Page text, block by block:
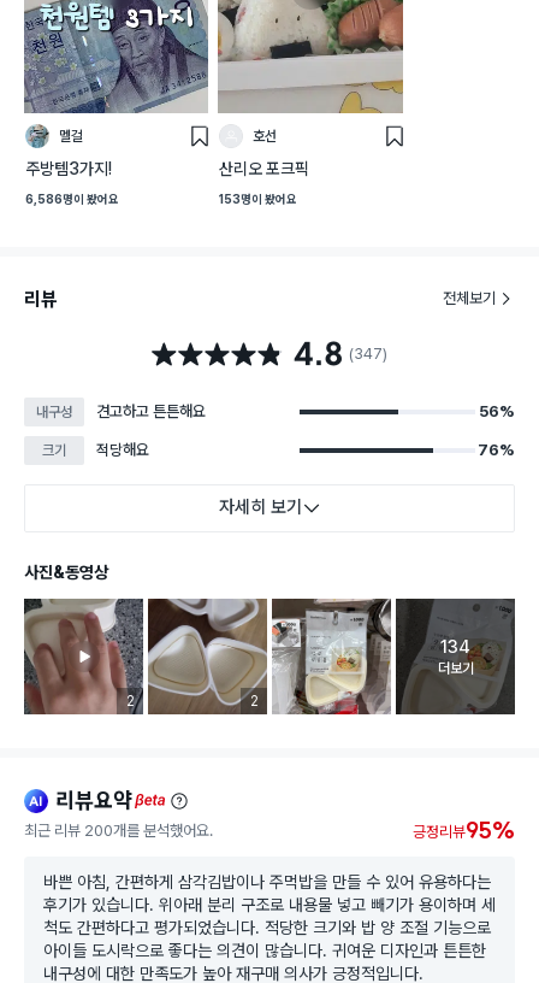
멜걸
스
주방템3가지!
6,586명이 봤어요
호선
스
산리오 포크픽
153명이 봤어요
리뷰 전체보기
별점 4.8점 4.8 (347)
내구성 견고하고 튼튼해요 56%
크기 적당해요 76%
자세히 보기
사진&동영상
리뷰 이미지 등록 개수
2 리뷰 이미지 등록 개수
2
고객 리뷰
134
더보기
ai 리뷰요약beta
최근 리뷰 200개를 분석했어요. 긍정리뷰95%
바쁜 아침, 간편하게 삼각김밥이나 주먹밥을 만들 수 있어 유용하다는
후기가 있습니다. 위아래 분리 구조로 내용물 넣고 빼기가 용이하며 세
척도 간편하다고 평가되었습니다. 적당한 크기와 밥 양 조절 기능으로
아이들 도시락으로 좋다는 의견이 많습니다. 귀여운 디자인과 튼튼한
내구성에 대한 만족도가 높아 재구매 의사가 긍정적입니다.